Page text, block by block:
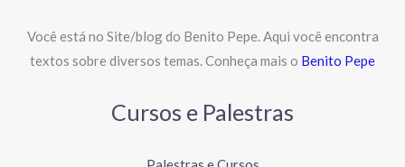
Você está no Site/blog do Benito Pepe. Aqui você encontra
textos sobre diversos temas. Conheça mais o Benito Pepe
Cursos e Palestras